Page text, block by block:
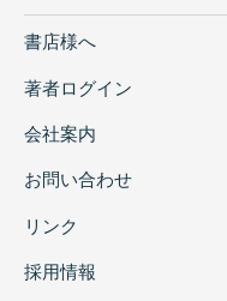
書店様へ
著者ログイン
会社案内
お問い合わせ
リンク
採用情報